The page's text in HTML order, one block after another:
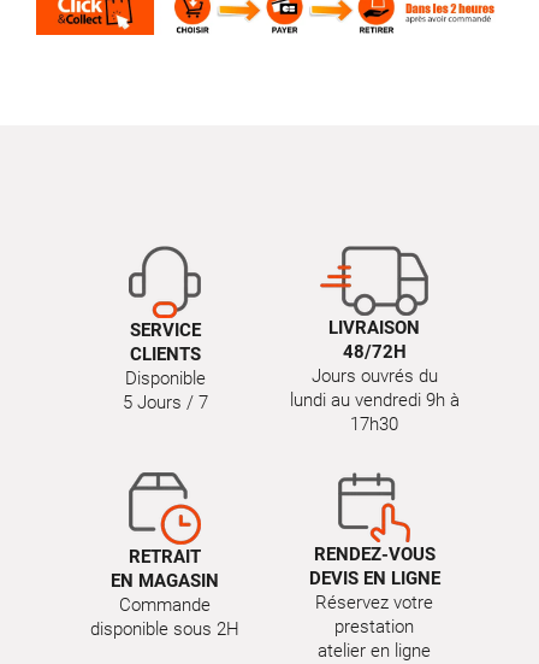
SERVICE
CLIENTS
Disponible
5 Jours / 7
LIVRAISON
48/72H
Jours ouvrés du
lundi au vendredi 9h à
17h30
RETRAIT
EN MAGASIN
Commande
disponible sous 2H
RENDEZ-VOUS
DEVIS EN LIGNE
Réservez votre
prestation
atelier en ligne